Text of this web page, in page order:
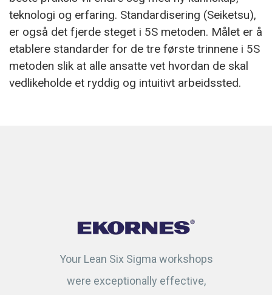
teknologi og erfaring. Standardisering (Seiketsu),
er også det fjerde steget i 5S metoden. Målet er å
etablere standarder for de tre første trinnene i 5S
metoden slik at alle ansatte vet hvordan de skal
vedlikeholde et ryddig og intuitivt arbeidssted.
Your Lean Six Sigma workshops
were exceptionally effective,